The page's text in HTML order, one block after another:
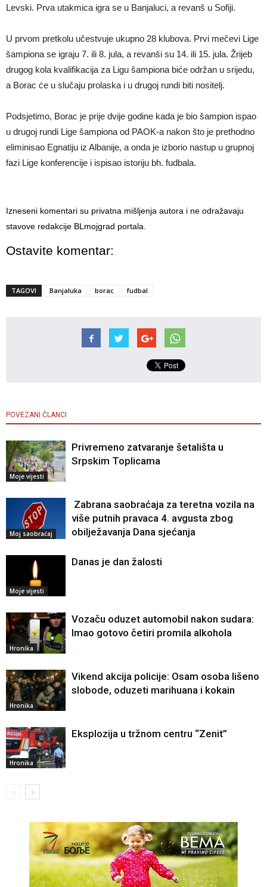
Levski. Prva utakmica igra se u Banjaluci, a revanš u Sofiji.
U prvom pretkolu učestvuje ukupno 28 klubova. Prvi mečevi Lige
šampiona se igraju 7. ili 8. jula, a revanši su 14. ili 15. jula. Žrijeb
drugog kola kvalifikacija za Ligu šampiona biće održan u srijedu,
a Borac će u slučaju prolaska i u drugoj rundi biti nositelj.
Podsjetimo, Borac je prije dvije godine kada je bio šampion ispao
u drugoj rundi Lige šampiona od PAOK-a nakon što je prethodno
eliminisao Egnatiju iz Albanije, a onda je izborio nastup u grupnoj
fazi Lige konferencije i ispisao istoriju bh. fudbala.
Izneseni komentari su privatna mišljenja autora i ne odražavaju
stavove redakcije BLmojgrad portala.
Ostavite komentar:
TAGOVI Banjaluka borac fudbal
POVEZANI ČLANCI
Moje vijesti
Privremeno zatvaranje šetališta u
Srpskim Toplicama
Moj saobraćaj
Zabrana saobraćaja za teretna vozila na
više putnih pravaca 4. avgusta zbog
obilježavanja Dana sjećanja
Moje vijesti
Danas je dan žalosti
Hronika
Vozaču oduzet automobil nakon sudara:
Imao gotovo četiri promila alkohola
Hronika
Vikend akcija policije: Osam osoba lišeno
slobode, oduzeti marihuana i kokain
Hronika
Eksplozija u tržnom centru “Zenit”